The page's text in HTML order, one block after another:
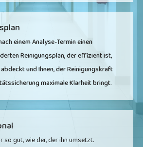
einem Analyse-Termin einen
Reinigungsplan, der effizient ist,
und Ihnen, der Reinigungskraft
maximale Klarheit bringt.
so gut, wie der, der ihn umsetzt.